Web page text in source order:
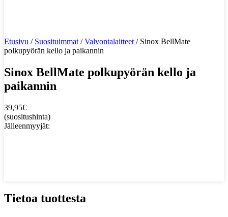
Etusivu / Suosituimmat /Valvontalaitteet / Sinox BellMate
polkupyörän kello ja paikannin
Sinox BellMate polkupyörän kello ja
paikannin
39,95€
(suositushinta)
Jälleenmyyjät:
Tietoa tuottesta